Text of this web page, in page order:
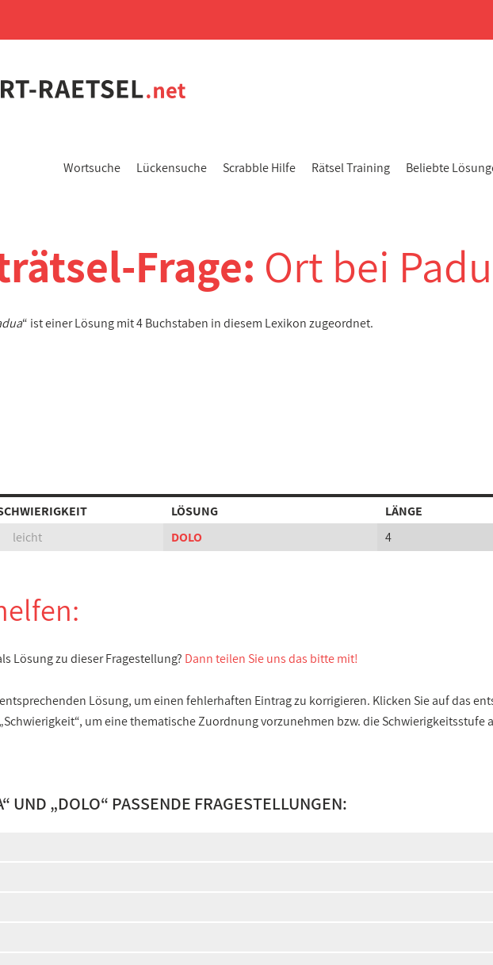
Wortsuche Lückensuche Scrabble Hilfe Rätsel Training Beliebte
Frage: Ort bei
“ ist einer Lösung mit 4 Buchstaben in diesem Lexikon zugeordnet.
LÖSUNG
LÄNGE
leicht DOLO 4
Lösung zu dieser Fragestellung? Dann teilen Sie uns das bitte mit!
Lösung, um einen fehlerhaften Eintrag zu korrigieren. Klicken Sie auf das
um eine thematische Zuordnung vorzunehmen bzw. die Schwierigkeitsstufe
“ UND „DOLO“ PASSENDE FRAGESTELLUNGEN: